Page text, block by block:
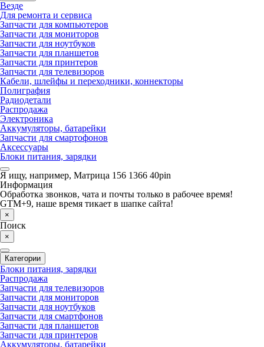
Везде
Для ремонта и сервиса
Запчасти для компьютеров
Запчасти для мониторов
Запчасти для ноутбуков
Запчасти для планшетов
Запчасти для принтеров
Запчасти для телевизоров
Кабели, шлейфы и переходники, коннекторы
Полиграфия
Радиодетали
Распродажа
Электроника
Аккумуляторы, батарейки
Запчасти для смартофонов
Аксессуары
Блоки питания, зарядки
Я ищу, например, Матрица 156 1366 40pin
Информация
Обработка звонков, чата и почты только в рабочее время!
GTM+9, наше время тикает в шапке сайта!
×
Поиск
×
Категории
Блоки питания, зарядки
Распродажа
Запчасти для телевизоров
Запчасти для мониторов
Запчасти для ноутбуков
Запчасти для смартфонов
Запчасти для планшетов
Запчасти для принтеров
Аккумуляторы, батарейки